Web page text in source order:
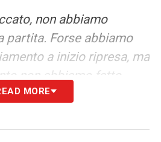
non abbiamo
partita. Forse abbiamo
a inizio ripresa, ma
non abbiamo fatto
subito forte e mi
dare una gioia prima di
MORE